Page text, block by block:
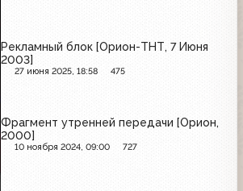
Рекламный блок [Орион-ТНТ, 7 Июня
2003]
27 июня 2025, 18:58 475
Фрагмент утренней передачи [Орион,
2000]
10 ноября 2024, 09:00 727